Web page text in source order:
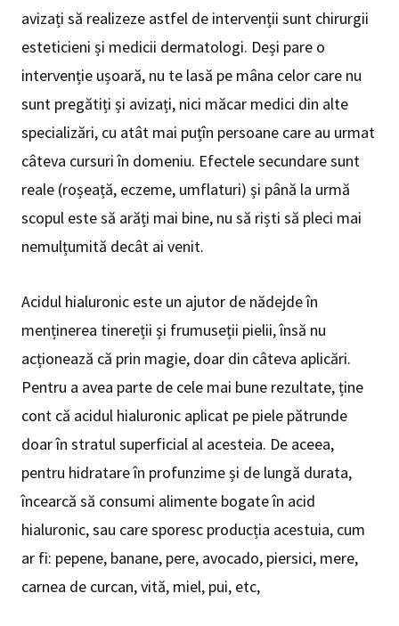
avizați să realizeze astfel de intervenții sunt chirurgii
esteticieni și medicii dermatologi. Deși pare o
intervenție ușoară, nu te lasă pe mâna celor care nu
sunt pregătiți și avizați, nici măcar medici din alte
specializări, cu atât mai puțîn persoane care au urmat
câteva cursuri în domeniu. Efectele secundare sunt
reale (roșeață, eczeme, umflaturi) și până la urmă
scopul este să arăți mai bine, nu să riști să pleci mai
nemulțumită decât ai venit.
Acidul hialuronic este un ajutor de nădejde în
menținerea tinereții și frumuseții pielii, însă nu
acționează că prin magie, doar din câteva aplicări.
Pentru a avea parte de cele mai bune rezultate, ține
cont că acidul hialuronic aplicat pe piele pătrunde
doar în stratul superficial al acesteia. De aceea,
pentru hidratare în profunzime și de lungă durata,
încearcă să consumi alimente bogate în acid
hialuronic, sau care sporesc producția acestuia, cum
ar fi: pepene, banane, pere, avocado, piersici, mere,
carnea de curcan, vită, miel, pui, etc,